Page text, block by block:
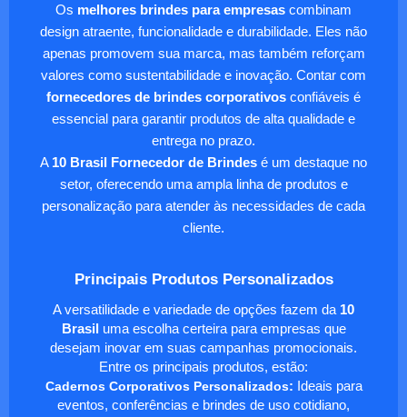
Os melhores brindes para empresas combinam
design atraente, funcionalidade e durabilidade. Eles não
apenas promovem sua marca, mas também reforçam
valores como sustentabilidade e inovação. Contar com
fornecedores de brindes corporativos confiáveis é
essencial para garantir produtos de alta qualidade e
entrega no prazo.
A 10 Brasil Fornecedor de Brindes é um destaque no
setor, oferecendo uma ampla linha de produtos e
personalização para atender às necessidades de cada
cliente.
Principais Produtos Personalizados
A versatilidade e variedade de opções fazem da 10
Brasil uma escolha certeira para empresas que
desejam inovar em suas campanhas promocionais.
Entre os principais produtos, estão:
Cadernos Corporativos Personalizados: Ideais para
eventos, conferências e brindes de uso cotidiano,